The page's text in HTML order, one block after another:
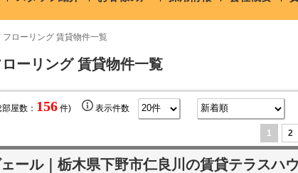
フローリング 賃貸物件一覧
ーリング 賃貸物件一覧
屋数： 156 件) 表示件数
1 2
ール｜栃木県下野市仁良川の賃貸テラスハ